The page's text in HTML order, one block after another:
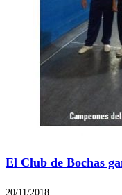
El Club de Bochas
20/11/2018